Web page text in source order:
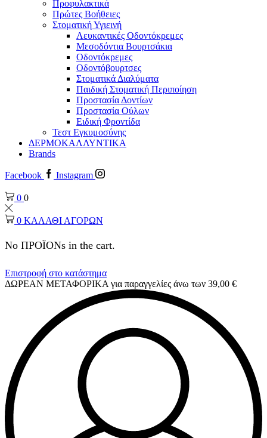
Προφυλακτικά
Πρώτες Βοήθειες
Στοματική Υγιεινή
Λευκαντικές Οδοντόκρεμες
Μεσοδόντια Βουρτσάκια
Οδοντόκρεμες
Οδοντόβουρτσες
Στοματικά Διαλύματα
Παιδική Στοματική Περιποίηση
Προστασία Δοντίων
Προστασία Ούλων
Ειδική Φροντίδα
Τεστ Εγκυμοσύνης
ΔΕΡΜΟΚΑΛΛΥΝΤΙΚΑ
Brands
Facebook Instagram
0 0
0 ΚΑΛΑΘΙ ΑΓΟΡΩΝ
No ΠΡΟΪΟΝs in the cart.
Επιστροφή στο κατάστημα
ΔΩΡΕΑΝ ΜΕΤΑΦΟΡΙΚΑ για παραγγελίες άνω των 39,00 €